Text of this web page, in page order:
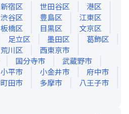
新宿区 世田谷区
港区
渋谷区 豊島区
江東区
板橋区 目黒区
文京区
足立区 墨田区
葛飾区
荒川区
西東京市
国分寺市
武蔵野市
小平市 小金井市
府中市
町田市 多摩市
八王子市